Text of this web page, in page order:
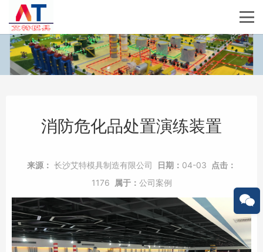
消防危化品处置演练装置
来源： 长沙艾特模具制造有限公司 日期： 04-03
点击：
1176
属于： 公司案例